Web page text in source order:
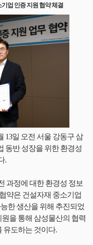
업 인증 지원 협약 체결
13일 오전 서울 강동구 삼
동반 성장을 위한 환경성
.
과정에 대한 환경성 정보
약은 건설자재 중소기업
한 생산을 위해 추진되었
을 통해 삼성물산의 협력
유도하는 것이다.